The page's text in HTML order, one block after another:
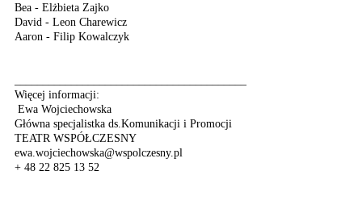
Bea - Elżbieta Zajko
David - Leon Charewicz
Aaron - Filip Kowalczyk
Więcej informacji:
Ewa Wojciechowska
Główna specjalistka ds.Komunikacji i Promocji
TEATR WSPÓŁCZESNY
ewa.wojciechowska@wspolczesny.pl
+ 48 22 825 13 52